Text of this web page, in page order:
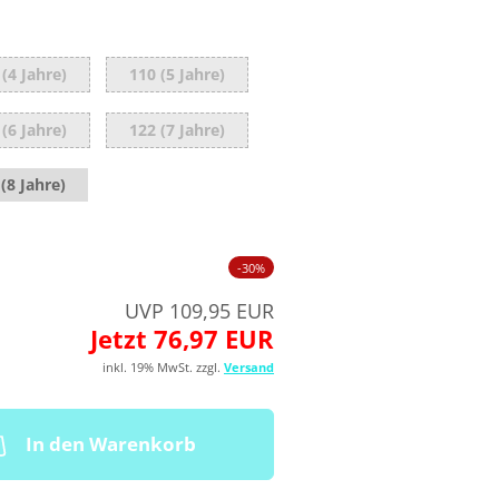
Jahre) 110 (5 Jahre)
Jahre) 122 (7 Jahre)
Jahre)
-30%
UVP 109,95 EUR
Jetzt 76,97 EUR
inkl. 19% MwSt. zzgl. Versand
In den Warenkorb